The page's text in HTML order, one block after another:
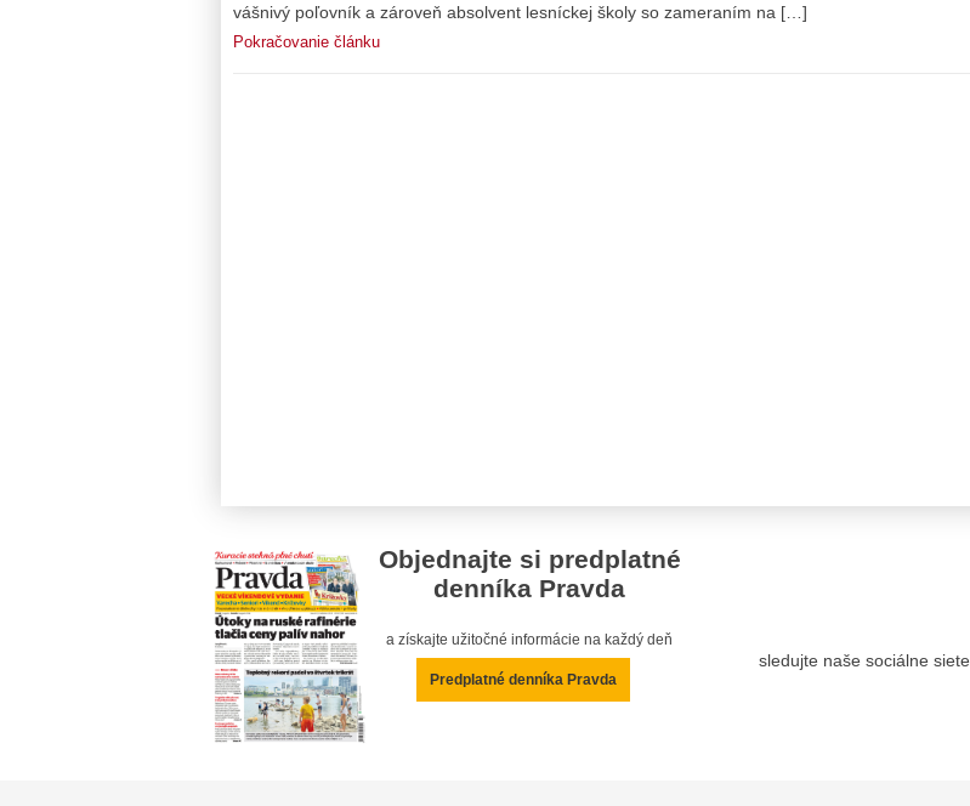
vášnivý poľovník a zároveň absolvent lesníckej školy so zameraním na […]
Pokračovanie článku
Objednajte si predplatné
denníka Pravda
a získajte užitočné informácie na každý deň
Predplatné denníka Pravda
sledujte naše sociálne siete